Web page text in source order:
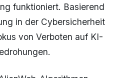
funktioniert. Basierend
in der Cybersicherheit
von Verboten auf KI-